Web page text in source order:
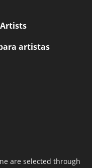
artistas
are selected through